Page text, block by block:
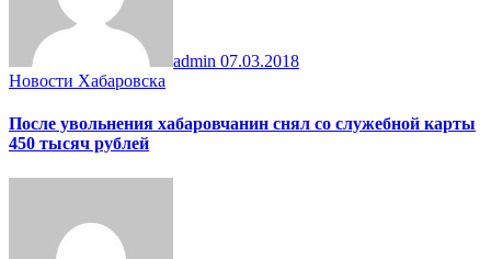
admin 07.03.2018
Новости Хабаровска
После увольнения хабаровчанин снял со служебной карты
450 тысяч рублей